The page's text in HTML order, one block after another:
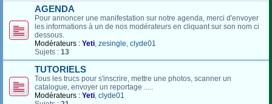
AGENDA
Pour annoncer une manifestation sur notre agenda, merci d'envoyer
les informations à un de nos modérateurs en cliquant sur son nom ci
dessous.
Modérateurs : Yeti, zesingle, clyde01
Sujets : 13
TUTORIELS
Tous les trucs pour s'inscrire, mettre une photos, scanner un
catalogue, envoyer un reportage .....
Modérateurs : Yeti, clyde01